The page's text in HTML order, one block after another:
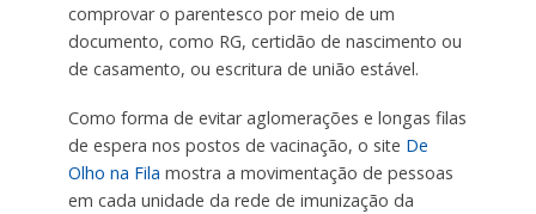
comprovar o parentesco por meio de um
documento, como RG, certidão de nascimento ou
de casamento, ou escritura de união estável.
Como forma de evitar aglomerações e longas filas
de espera nos postos de vacinação, o site De
Olho na Fila mostra a movimentação de pessoas
em cada unidade da rede de imunização da